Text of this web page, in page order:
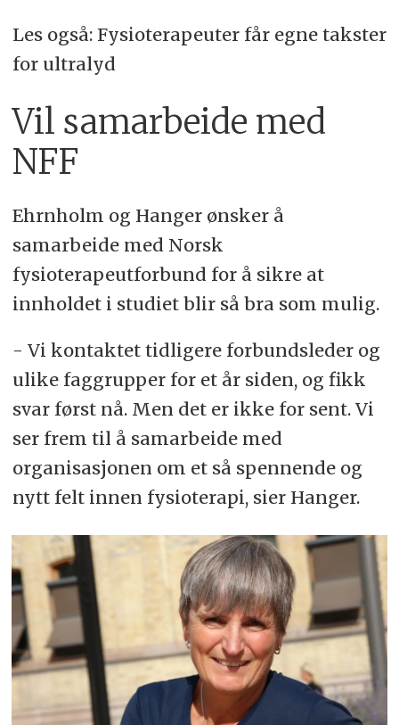
Les også: Fysioterapeuter får egne takster
for ultralyd
Vil samarbeide med
NFF
Ehrnholm og Hanger ønsker å
samarbeide med Norsk
fysioterapeutforbund for å sikre at
innholdet i studiet blir så bra som mulig.
- Vi kontaktet tidligere forbundsleder og
ulike faggrupper for et år siden, og fikk
svar først nå. Men det er ikke for sent. Vi
ser frem til å samarbeide med
organisasjonen om et så spennende og
nytt felt innen fysioterapi, sier Hanger.